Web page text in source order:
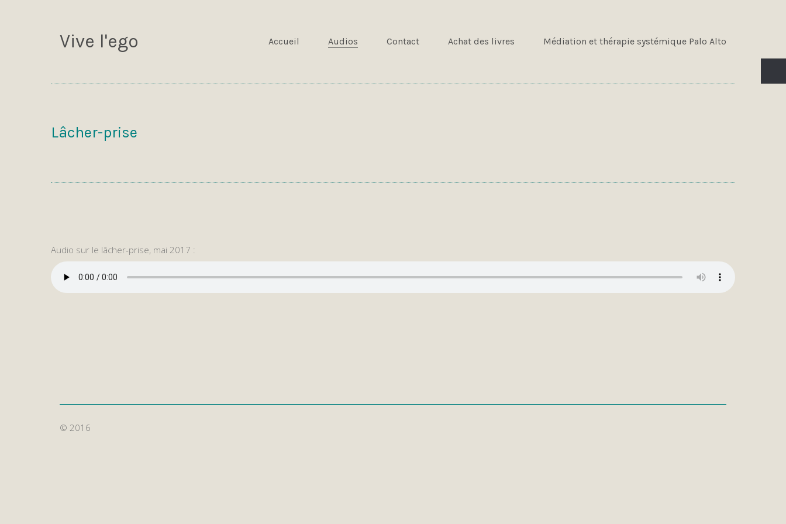
Vive l'ego Accueil Audios Contact Achat des livres Médiation et thérapie systémique Palo Alto
Lâcher-prise
Audio sur le lâcher-prise, mai 2017 :
© 2016